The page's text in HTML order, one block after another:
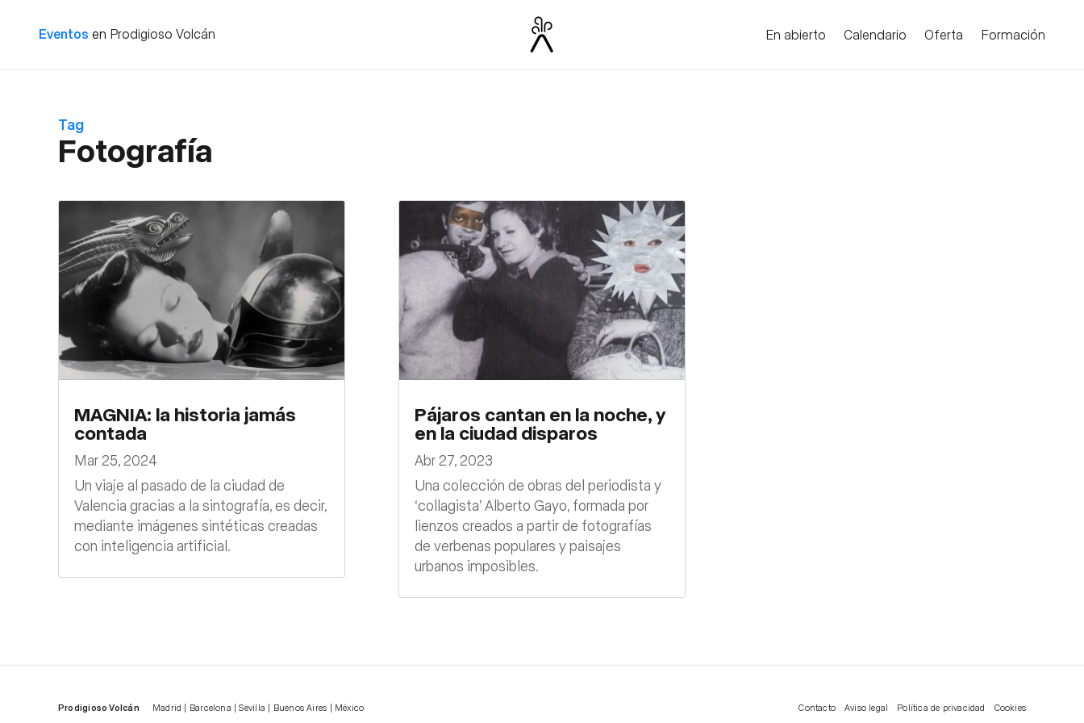
Eventos en Prodigioso Volcán En abierto Calendario Oferta Formación
Tag
Fotografía
MAGNIA: la historia jamás
contada
Mar 25, 2024
Un viaje al pasado de la ciudad de
Valencia gracias a la sintografía, es decir,
mediante imágenes sintéticas creadas
con inteligencia artificial.
Pájaros cantan en la noche, y
en la ciudad disparos
Abr 27, 2023
Una colección de obras del periodista y
‘collagista’ Alberto Gayo, formada por
lienzos creados a partir de fotografías
de verbenas populares y paisajes
urbanos imposibles.
Prodigioso Volcán
Madrid | Barcelona | Sevilla | Buenos Aires | México
Contacto Aviso legal Política de privacidad Cookies